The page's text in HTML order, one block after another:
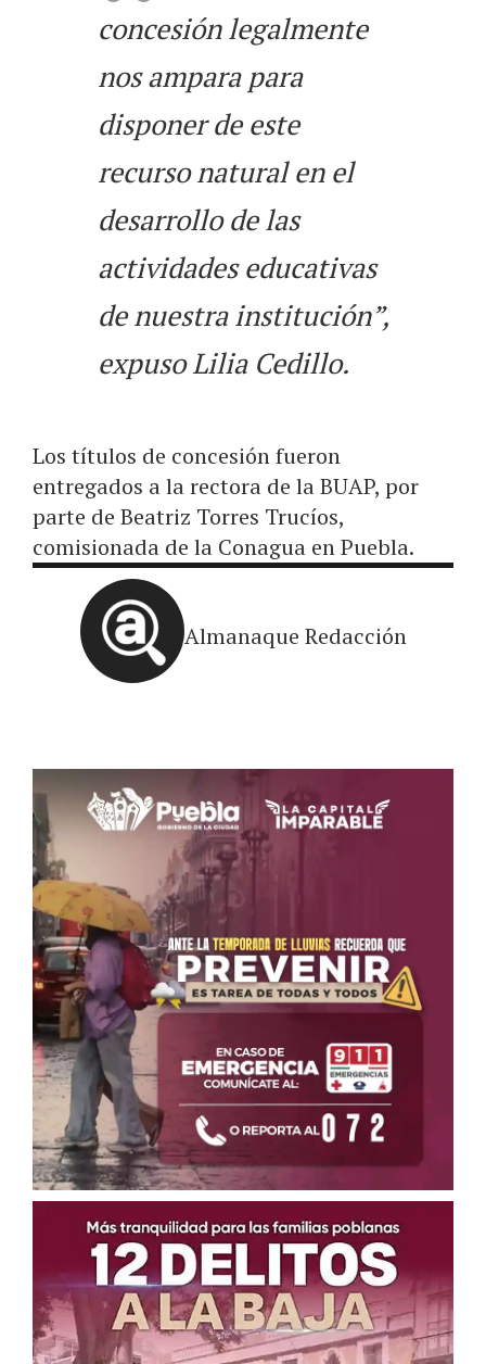
concesión legalmente
nos ampara para
disponer de este
recurso natural en el
desarrollo de las
actividades educativas
de nuestra institución”,
expuso Lilia Cedillo.
Los títulos de concesión fueron
entregados a la rectora de la BUAP, por
parte de Beatriz Torres Trucíos,
comisionada de la Conagua en Puebla.
Almanaque Redacción